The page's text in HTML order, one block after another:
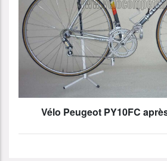
Vélo Peugeot PY10FC